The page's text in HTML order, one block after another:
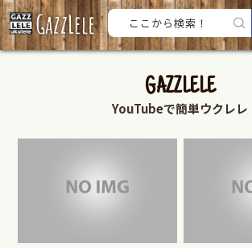
GAZZLELE
YouTubeで簡単ウクレレ